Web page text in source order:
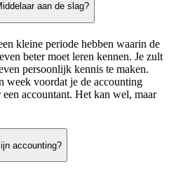
aan de slag?
kleine periode hebben waarin de
beter moet leren kennen. Je zult
persoonlijk kennis te maken.
week voordat je de accounting
accountant. Het kan wel, maar
accounting?